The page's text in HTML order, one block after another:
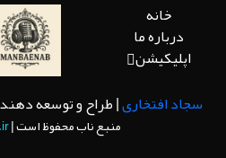
خانه
درباره ما
اپلیکیشن
سجاد افتخاری| طراح و توسعه
منبع ناب محفوظ است |